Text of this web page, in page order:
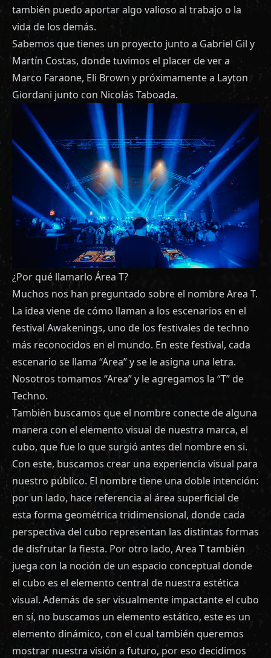
también puedo aportar algo valioso al trabajo o la
vida de los demás.
Sabemos que tienes un proyecto junto a Gabriel Gil y
Martín Costas, donde tuvimos el placer de ver a
Marco Faraone, Eli Brown y próximamente a Layton
Giordani junto con Nicolás Taboada.
¿Por qué llamarlo Área T?
Muchos nos han preguntado sobre el nombre Area T.
La idea viene de cómo llaman a los escenarios en el
festival Awakenings, uno de los festivales de techno
más reconocidos en el mundo. En este festival, cada
escenario se llama “Area” y se le asigna una letra.
Nosotros tomamos “Area” y le agregamos la “T” de
Techno.
También buscamos que el nombre conecte de alguna
manera con el elemento visual de nuestra marca, el
cubo, que fue lo que surgió antes del nombre en si.
Con este, buscamos crear una experiencia visual para
nuestro público. El nombre tiene una doble intención:
por un lado, hace referencia al área superficial de
esta forma geométrica tridimensional, donde cada
perspectiva del cubo representan las distintas formas
de disfrutar la fiesta. Por otro lado, Area T también
juega con la noción de un espacio conceptual donde
el cubo es el elemento central de nuestra estética
visual. Además de ser visualmente impactante el cubo
en sí, no buscamos un elemento estático, este es un
elemento dinámico, con el cual también queremos
mostrar nuestra visión a futuro, por eso decidimos